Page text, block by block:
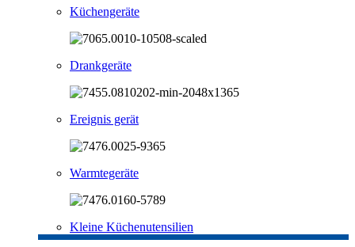
Küchengeräte
Drankgeräte
Ereignis gerät
Warmtegeräte
Kleine Küchenutensilien